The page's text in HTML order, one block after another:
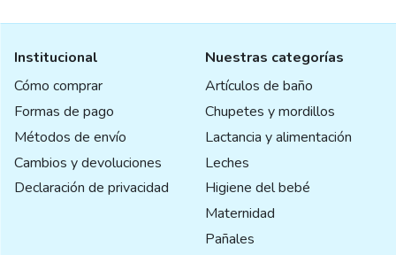
Institucional
Cómo comprar
Formas de pago
Métodos de envío
Cambios y devoluciones
Declaración de privacidad
Nuestras categorías
Artículos de baño
Chupetes y mordillos
Lactancia y alimentación
Leches
Higiene del bebé
Maternidad
Pañales